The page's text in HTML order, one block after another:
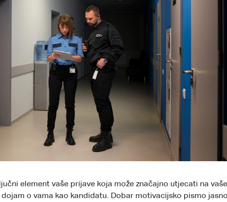
element vaše prijave koja može značajno utjecati na
o vama kao kandidatu. Dobar motivacijsko pismo